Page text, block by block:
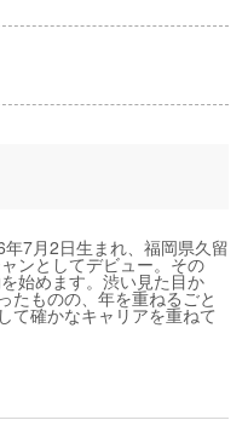
7月2日生まれ、福岡県久留
ンとしてデビュー。その
始めます。渋い見た目か
たものの、年を重ねるごと
て確かなキャリアを重ねて